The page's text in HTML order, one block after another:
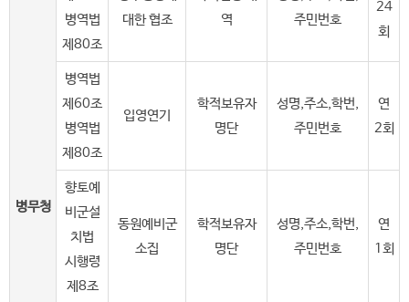
병무청
병역법
제80조
대한 협조
역
주민번호
24
회
병역법
제60조
병역법
제80조
입영연기
학적보유자
명단
성명,주소,학번,
주민번호
연
2회
향토예
비군설
치법
시행령
제8조
동원예비군
소집
학적보유자
명단
성명,주소,학번,
주민번호
연
1회